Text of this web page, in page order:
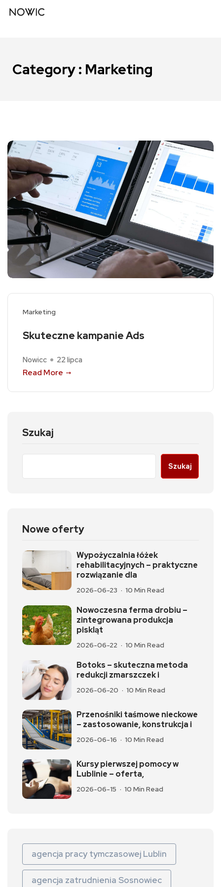
Category : Marketing
Marketing
Skuteczne kampanie Ads
Nowicc 22 lipca
Read More
Szukaj
Szukaj
Nowe oferty
Wypożyczalnia łóżek
rehabilitacyjnych – praktyczne
rozwiązanie dla
2026-06-23 10 Min Read
Nowoczesna ferma drobiu –
zintegrowana produkcja
piskląt
2026-06-22 10 Min Read
Botoks – skuteczna metoda
redukcji zmarszczek i
2026-06-20 10 Min Read
Przenośniki taśmowe nieckowe
– zastosowanie, konstrukcja i
2026-06-16 10 Min Read
Kursy pierwszej pomocy w
Lublinie – oferta,
2026-06-15 10 Min Read
agencja pracy tymczasowej Lublin
agencja zatrudnienia Sosnowiec